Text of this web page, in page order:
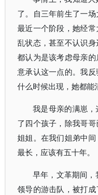
了。自三年前生了一场
最近一个阶段，她经
乱状态，甚至不认识
都认为是该考虑母亲
意承认这一点的。我
什么时候出现，她都能
我是母亲的满崽
了四个孩子，除我哥
姐姐。在我们姐弟中
最长，应该有五十年。
早年，文革期间
领导的游击队，被打